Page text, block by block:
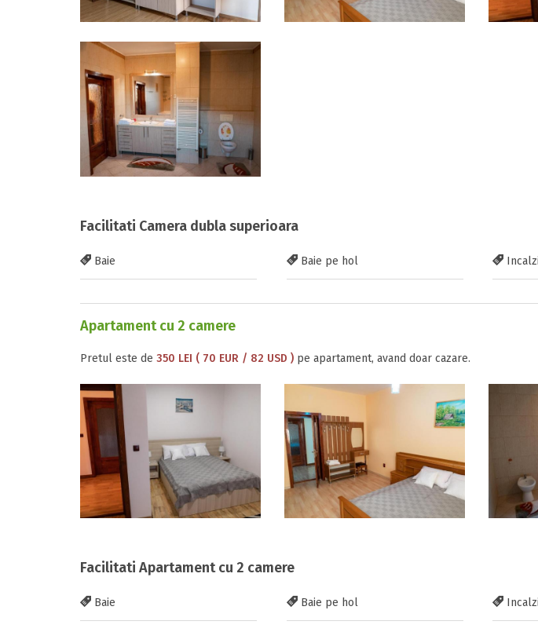
Facilitati Camera dubla superioara
Baie Baie pe hol
Apartament cu 2 camere
Pretul este de 350 LEI ( 70 EUR / 82 USD ) pe apartament, avand doar cazare.
Facilitati Apartament cu 2 camere
Baie Baie pe hol